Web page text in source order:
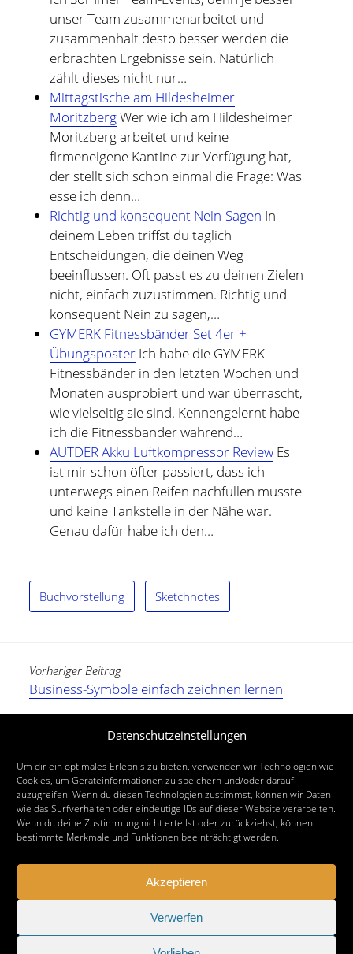
Datenschutzeinstellungen
Um dir ein optimales Erlebnis zu bieten, verwenden wir Technologien wie
Cookies, um Geräteinformationen zu speichern und/oder darauf
zuzugreifen. Wenn du diesen Technologien zustimmst, können wir Daten
wie das Surfverhalten oder eindeutige IDs auf dieser Website verarbeiten.
Wenn du deine Zustimmung nicht erteilst oder zurückziehst, können
bestimmte Merkmale und Funktionen beeinträchtigt werden.
Akzeptieren
Verwerfen
unser Team zusammenarbeitet und
zusammenhält desto besser werden die
erbrachten Ergebnisse sein. Natürlich
zählt dieses nicht nur…
Mittagstische am Hildesheimer
MoritzbergWer wie ich am Hildesheimer
Moritzberg arbeitet und keine
firmeneigene Kantine zur Verfügung hat,
der stellt sich schon einmal die Frage: Was
esse ich denn…
Richtig und konsequent Nein-Sagen In
deinem Leben triffst du täglich
Entscheidungen, die deinen Weg
beeinflussen. Oft passt es zu deinen Zielen
nicht, einfach zuzustimmen. Richtig und
konsequent Nein zu sagen,…
GYMERK Fitnessbänder Set 4er +
ÜbungsposterIch habe die GYMERK
Fitnessbänder in den letzten Wochen und
Monaten ausprobiert und war überrascht,
wie vielseitig sie sind. Kennengelernt habe
ich die Fitnessbänder während…
AUTDER Akku Luftkompressor ReviewEs
ist mir schon öfter passiert, dass ich
unterwegs einen Reifen nachfüllen musste
und keine Tankstelle in der Nähe war.
Genau dafür habe ich den…
Buchvorstellung Sketchnotes
Vorheriger Beitrag
Business-Symbole einfach zeichnen lernen
Nächster Beitrag